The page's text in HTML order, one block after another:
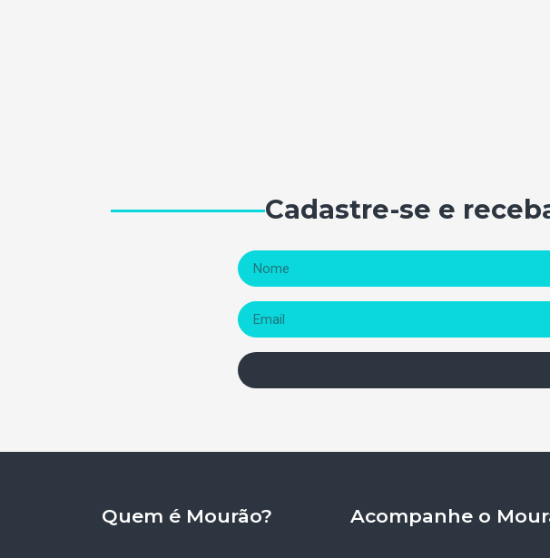
Cadastre-se e
Quem é Mourão? Acompanhe o